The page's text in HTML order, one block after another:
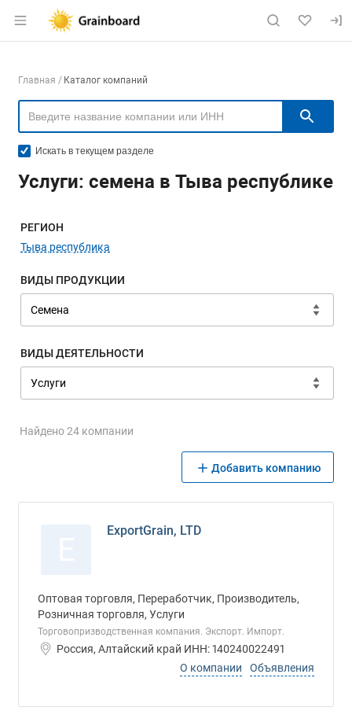
Раздел навигации по сайту
Навигация по компаниям
Главная Каталог компаний
Искать в текущем разделе
Услуги: семена в Тыва республике
Меню навигации
РЕГИОН
Тыва республика
ВИДЫ ПРОДУКЦИИ
ВИДЫ ДЕЯТЕЛЬНОСТИ
Найдено 24 компании
Добавить компанию
ExportGrain, LTD
Оптовая торговля, Переработчик, Производитель,
Розничная торговля, Услуги
Торговопризводственная компания. Экспорт. Импорт.
Россия, Алтайский край ИНН: 140240022491
О компании
Объявления